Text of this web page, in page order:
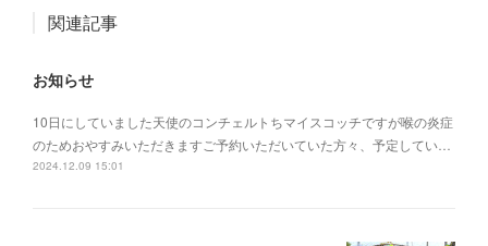
関連記事
お知らせ
10日にしていました天使のコンチェルトちマイスコッチですが喉の炎症
のためおやすみいただきますご予約いただいていた方々、予定してい…
2024.12.09 15:01